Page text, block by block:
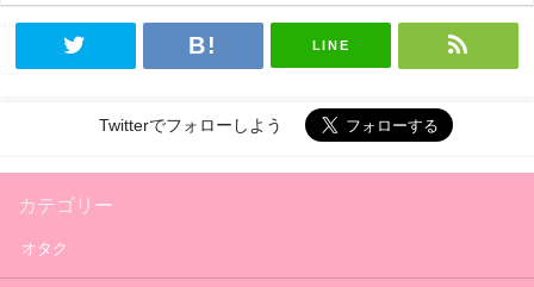
LINE
Twitterでフォローしよう
カテゴリー
オタク